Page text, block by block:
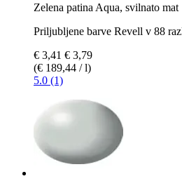
Zelena patina Aqua, svilnato mat
Priljubljene barve Revell v 88
€ 3,41 € 3,79
(€ 189,44 / l)
5.0 (1)